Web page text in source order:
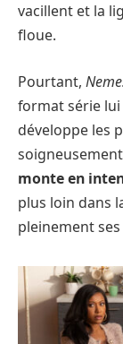
vacillent et la
floue.
Pourtant,
format série lui
développe les
monte en
plus loin dans
pleinement